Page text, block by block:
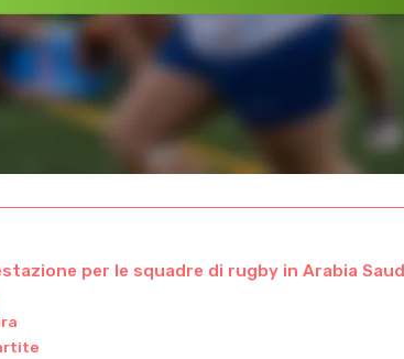
per le squadre di rugby in Arabia